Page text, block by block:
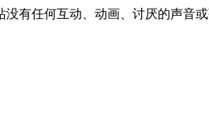
没有任何互动、动画、讨厌的声音